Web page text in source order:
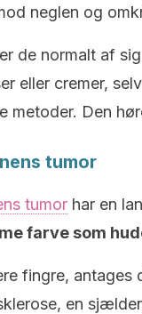
neglen og
de normalt af
eller cremer,
metoder. Den
tumor
tumor har en
farve som
fingre,
en